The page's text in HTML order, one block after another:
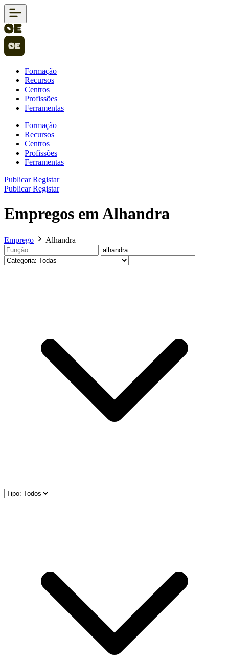
Formação
Recursos
Centros
Profissões
Ferramentas
Formação
Recursos
Centros
Profissões
Ferramentas
PublicarRegistar
PublicarRegistar
Empregos em Alhandra
Emprego Alhandra